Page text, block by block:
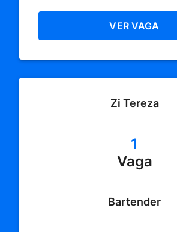
VER VAGA
Zi Tereza
1
Vaga
Bartender